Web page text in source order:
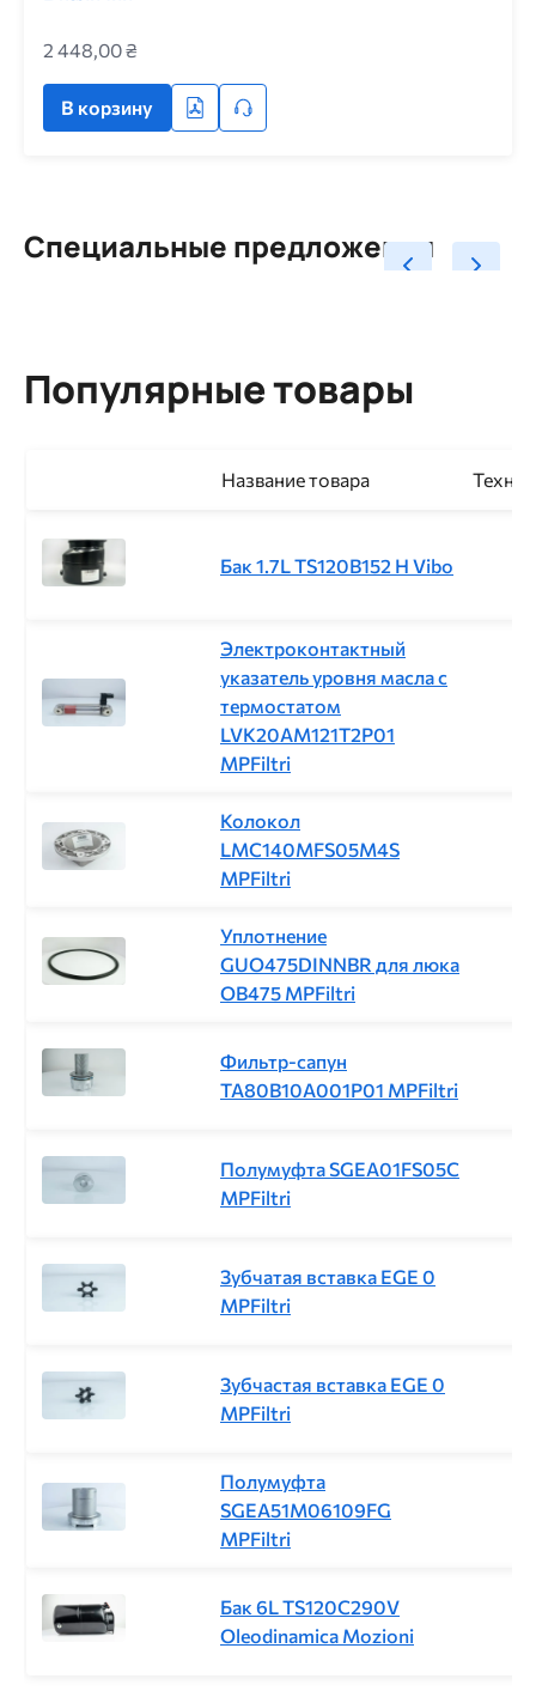
2 448,00 ₴
В корзину
Специальные предложения
Популярные товары
Название товара
Бак 1.7L TS120B152 H Vibo
Электроконтактный
указатель уровня масла с
термостатом
LVK20AM121T2P01
MPFiltri
Колокол
LMC140MFS05M4S
MPFiltri
Уплотнение
GUO475DINNBR для люка
OB475 MPFiltri
Фильтр-сапун
TA80B10A001P01 MPFiltri
Полумуфта SGEA01FS05C
MPFiltri
Зубчатая вставка EGE 0
MPFiltri
Зубчастая вставка EGE 0
MPFiltri
Полумуфта
SGEA51M06109FG
MPFiltri
Бак 6L TS120C290V
Oleodinamica Mozioni